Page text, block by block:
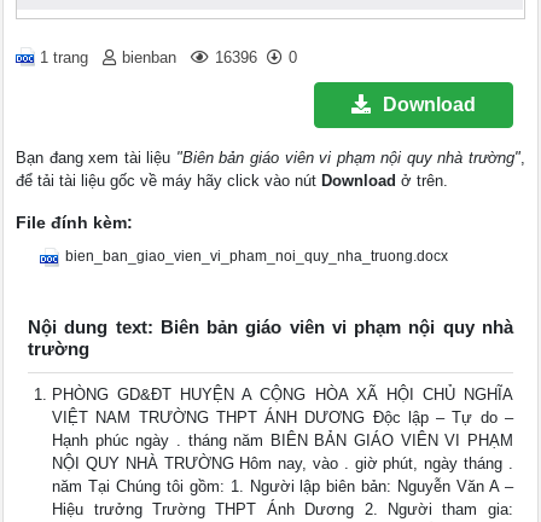
1 trang bienban 16396 0
Download
Bạn đang xem tài liệu "Biên bản giáo viên vi phạm nội quy nhà trường",
để tải tài liệu gốc về máy hãy click vào nút Download ở trên.
File đính kèm:
bien_ban_giao_vien_vi_pham_noi_quy_nha_truong.docx
Nội dung text: Biên bản giáo viên vi phạm nội quy nhà
trường
PHÒNG GD&ĐT HUYỆN A CỘNG HÒA XÃ HỘI CHỦ NGHĨA
VIỆT NAM TRƯỜNG THPT ÁNH DƯƠNG Độc lập – Tự do –
Hạnh phúc ngày . tháng năm BIÊN BẢN GIÁO VIÊN VI PHẠM
NỘI QUY NHÀ TRƯỜNG Hôm nay, vào . giờ phút, ngày tháng .
năm Tại Chúng tôi gồm: 1. Người lập biên bản: Nguyễn Văn A –
Hiệu trưởng Trường THPT Ánh Dương 2. Người tham gia: